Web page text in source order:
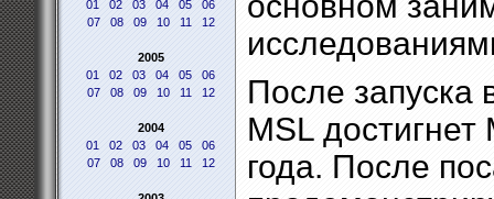
01
02 03 04 05
06
07
08 09 10 11 12
2005
01
02 03 04 05
06
07
08 09 10 11 12
2004
01
02 03 04 05
06
07
08 09 10 11 12
После запуска
MSL
года. После